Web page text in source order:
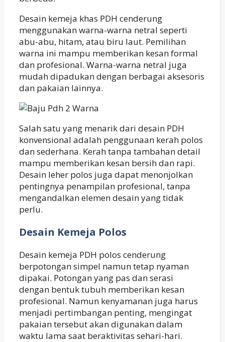
Desain kemeja khas PDH cenderung
menggunakan warna-warna netral seperti
abu-abu, hitam, atau biru laut. Pemilihan
warna ini mampu memberikan kesan formal
dan profesional. Warna-warna netral juga
mudah dipadukan dengan berbagai aksesoris
dan pakaian lainnya.
Salah satu yang menarik dari desain PDH
konvensional adalah penggunaan kerah polos
dan sederhana. Kerah tanpa tambahan detail
mampu memberikan kesan bersih dan rapi.
Desain leher polos juga dapat menonjolkan
pentingnya penampilan profesional, tanpa
mengandalkan elemen desain yang tidak
perlu.
Desain Kemeja Polos
Desain kemeja PDH polos cenderung
berpotongan simpel namun tetap nyaman
dipakai. Potongan yang pas dan serasi
dengan bentuk tubuh memberikan kesan
profesional. Namun kenyamanan juga harus
menjadi pertimbangan penting, mengingat
pakaian tersebut akan digunakan dalam
waktu lama saat beraktivitas sehari-hari.